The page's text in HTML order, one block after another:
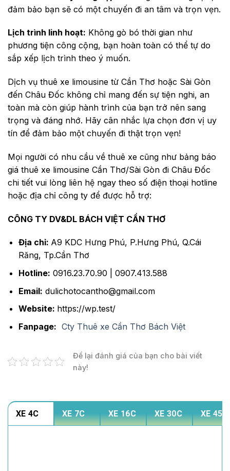
đảm bảo bạn sẽ có một chuyến đi an tâm và trọn vẹn.
Lịch trình linh hoạt: Không gò bó thời gian như
phương tiện công cộng, bạn hoàn toàn có thể tự do
sắp xếp lịch trình theo ý muốn.
Dịch vụ thuê xe limousine từ Cần Thơ hoặc Sài Gòn
đến Châu Đốc không chỉ mang đến sự tiện nghi, an
toàn mà còn giúp hành trình của bạn trở nên sang
trọng và đáng nhớ. Hãy cân nhắc lựa chọn đơn vị uy
tín để đảm bảo một chuyến đi thật trọn vẹn!
Mọi người có nhu cầu về thuê xe cũng như bảng báo
giá thuê xe limousine Cần Thơ/Sài Gòn đi Châu Đốc
chi tiết vui lòng liên hệ ngay theo số điện thoại hotline
hoặc địa chỉ công ty để được hỗ trợ:
CÔNG TY DV&DL BÁCH VIỆT CẦN THƠ
Địa chỉ: A9 KDC Hưng Phú, P.Hưng Phú, Q.Cái
Răng, Tp.Cần Thơ
Hotline: 0916.23.70.90 | 0907.413.588
Email: dulichotocantho@gmail.com
Website: https://wp.test/
Fanpage: Cty Thuê xe Cần Thơ Bách Việt
Để lại đánh giá của bạn cho bài viết
này!
XE 4C XE 7C XE 16C XE 30C XE 45C